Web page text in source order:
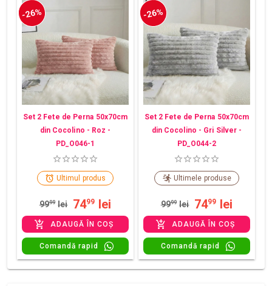
-26%
Set 2 Fete de Perna 50x70cm
din Cocolino - Roz -
PD_O046-1
Ultimul produs
9999 lei 7499 lei
ADAUGĂ ÎN COȘ
Comandă rapid
-26%
Set 2 Fete de Perna 50x70cm
din Cocolino - Gri Silver -
PD_O044-2
Ultimele produse
9999 lei 7499 lei
ADAUGĂ ÎN COȘ
Comandă rapid